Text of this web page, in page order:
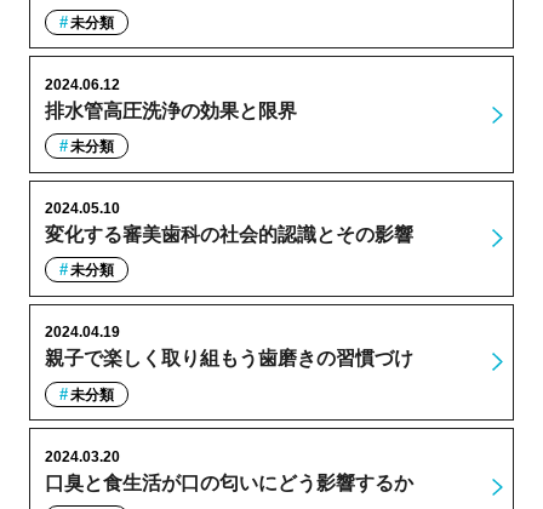
未分類
排水管高圧洗浄の効果と限界
2024.06.12
未分類
変化する審美歯科の社会的認識とその影響
2024.05.10
未分類
親子で楽しく取り組もう歯磨きの習慣づけ
2024.04.19
未分類
口臭と食生活が口の匂いにどう影響するか
2024.03.20